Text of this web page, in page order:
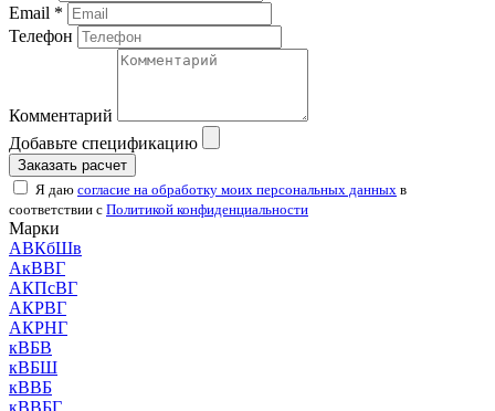
Email *
Телефон
Комментарий
Добавьте спецификацию
Заказать расчет
Я даю согласие на обработку моих персональных данных в
соответствии с Политикой конфиденциальности
Марки
АВКбШв
АкВВГ
АКПсВГ
АКРВГ
АКРНГ
кВБВ
кВБШ
кВВБ
кВВБГ